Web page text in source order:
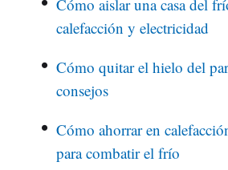
Cómo aislar una casa del
calefacción y electricidad
Cómo quitar el hielo del
consejos
Cómo ahorrar en
para combatir el frío